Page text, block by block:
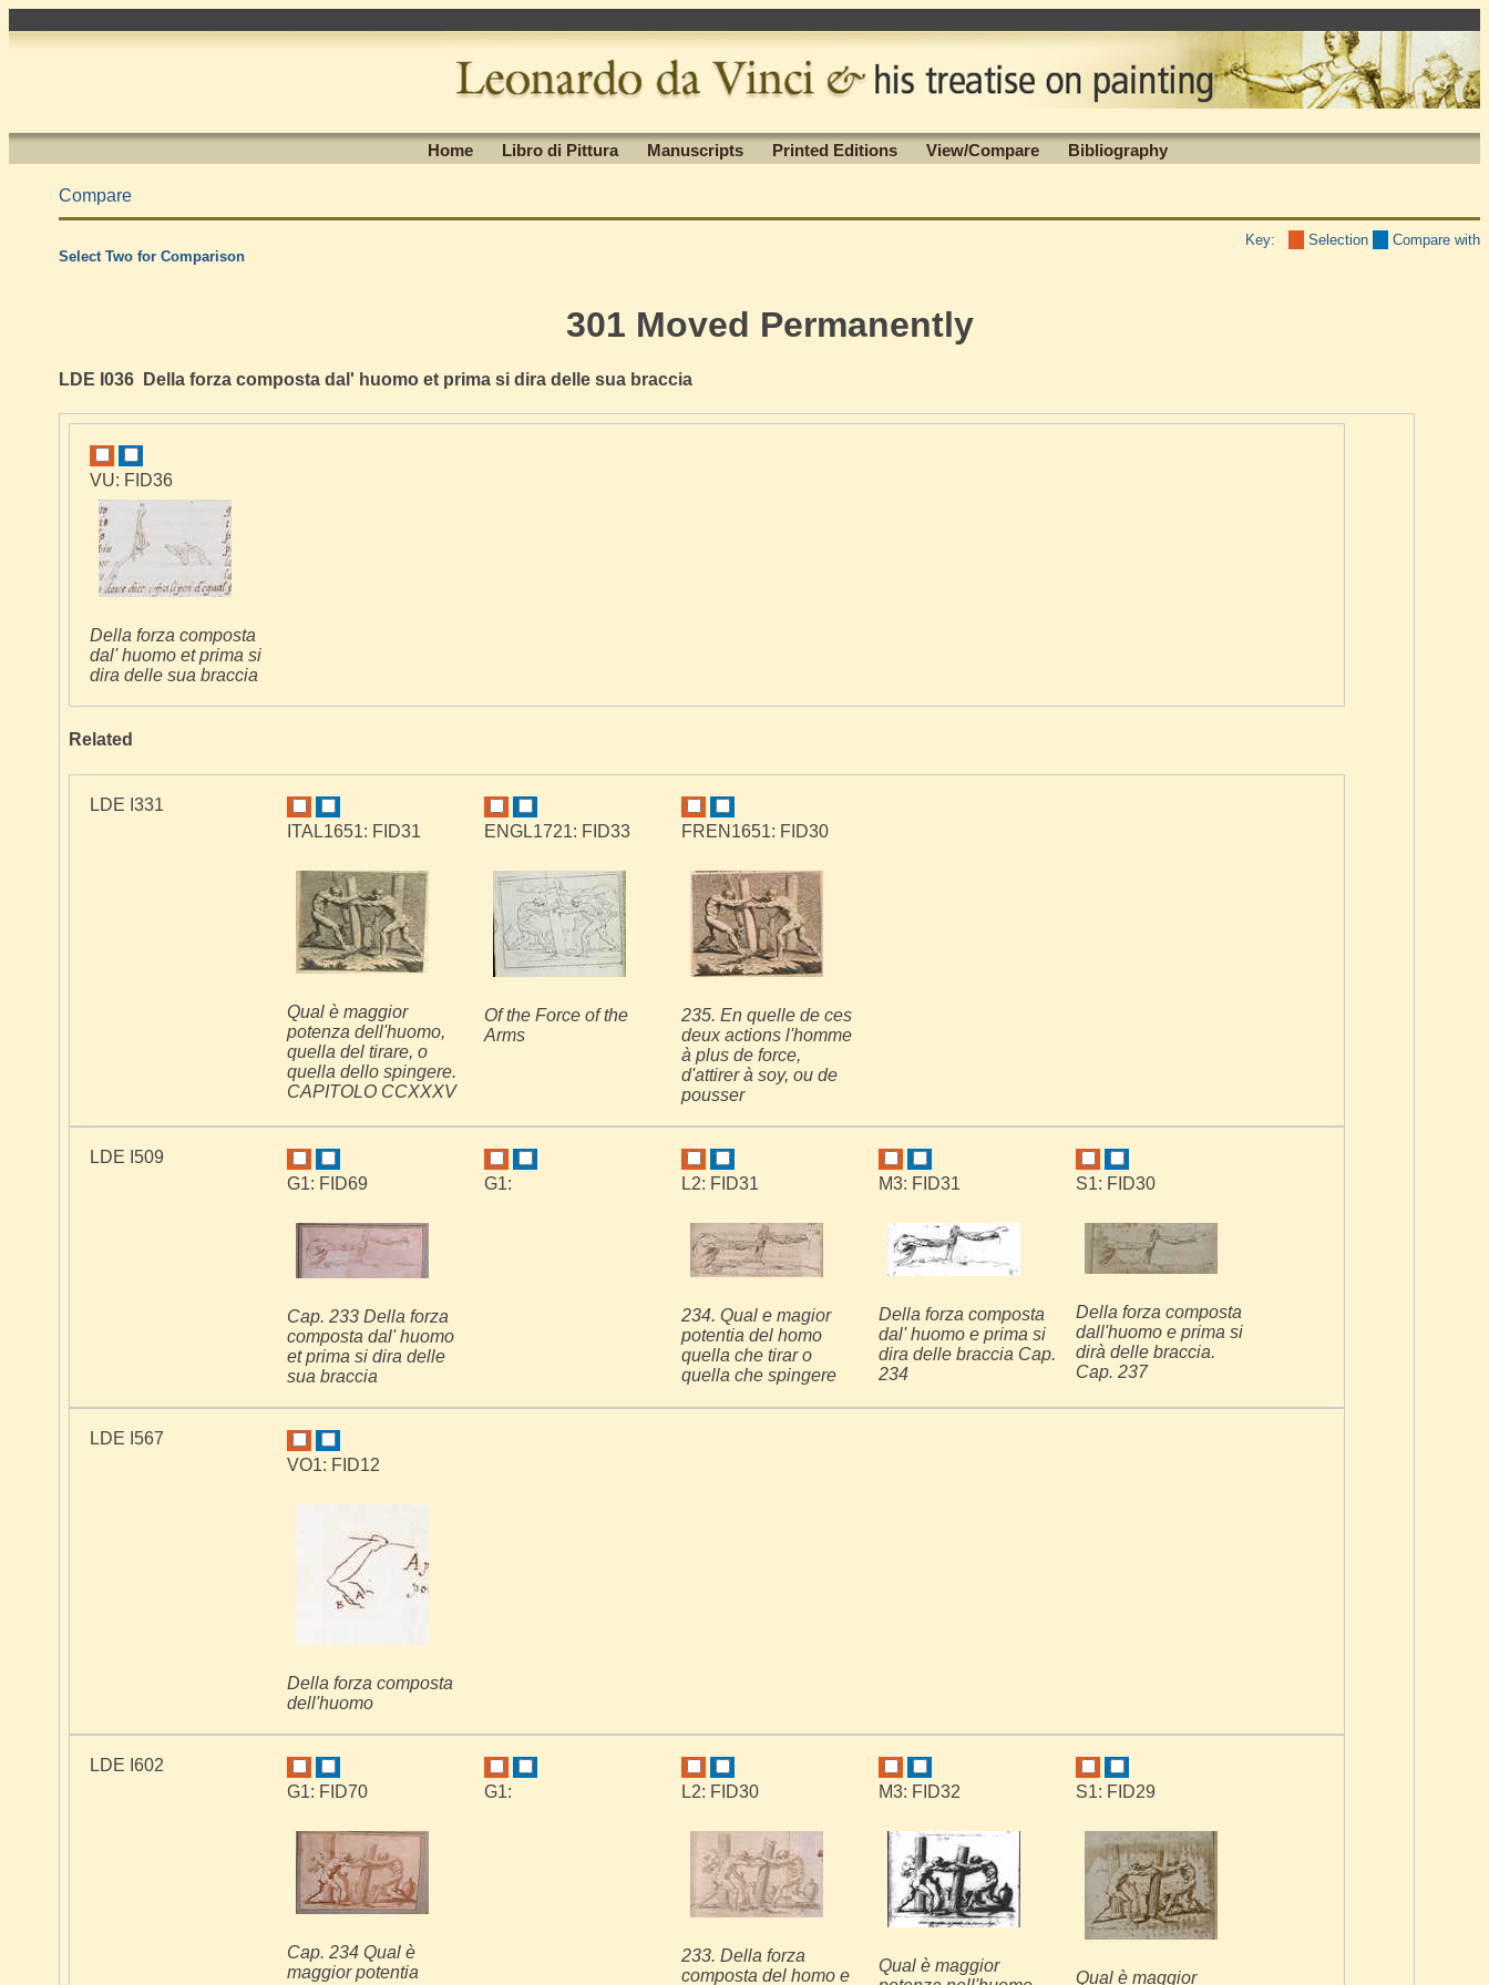
Home Libro di Pittura Manuscripts Printed Editions View/Compare Bibliography
Compare
Key: Selection
Compare with
Select Two for Comparison
301 Moved Permanently
LDE I036 Della forza composta dal' huomo et prima si dira delle sua braccia
VU: FID36
Della forza composta
dal' huomo et prima si
dira delle sua braccia
Related
LDE I331
ITAL1651: FID31
Qual è maggior
potenza dell'huomo,
quella del tirare, o
quella dello spingere.
CAPITOLO CCXXXV
ENGL1721: FID33
Of the Force of the
Arms
FREN1651: FID30
235. En quelle de ces
deux actions l'homme
à plus de force,
d'attirer à soy, ou de
pousser
LDE I509
G1: FID69
Cap. 233 Della forza
composta dal' huomo
et prima si dira delle
sua braccia
G1: L2: FID31
234. Qual e magior
potentia del homo
quella che tirar o
quella che spingere
M3: FID31
Della forza composta
dal' huomo e prima si
dira delle braccia Cap.
234
S1: FID30
Della forza composta
dall'huomo e prima si
dirà delle braccia.
Cap. 237
LDE I567
VO1: FID12
Della forza composta
dell'huomo
LDE I602
G1: FID70
Cap. 234 Qual è
maggior potentia
G1: L2: FID30
233. Della forza
composta del homo e
M3: FID32
Qual è maggior
S1: FID29
Qual è maggior